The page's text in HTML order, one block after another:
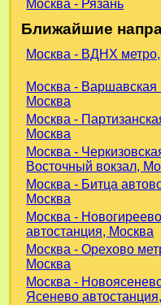
Москва - Рязань
Ближайшие
Москва - ВДНХ метро,
Москва - Варшавская
Москва
Москва -
Москва
Москва -
Восточный вокзал,
Москва - Битца
Москва
Москва -
автостанция, Москва
Москва - Орехово
Москва
Москва -
Ясенево